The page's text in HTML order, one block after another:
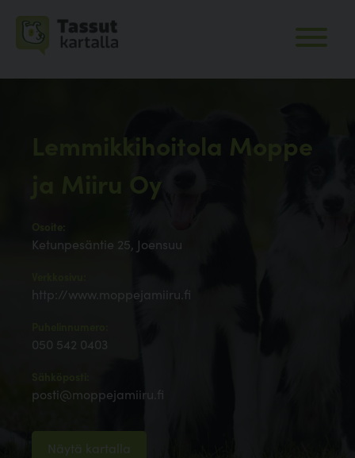
Lemmikkihoitola Moppe
ja Miiru Oy
Osoite:
Ketunpesäntie 25, Joensuu
http://www.moppejamiiru.fi
050 542 0403
posti@moppejamiiru.fi
Näytä kartalla